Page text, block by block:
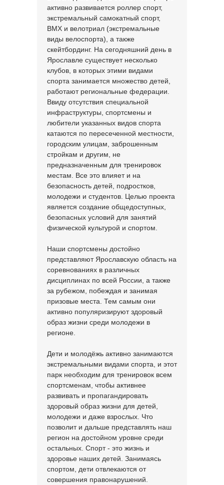
активно развивается роллер спорт,
экстремальный самокатный спорт,
ВМХ и велотриал (экстремальные
виды велоспорта), а также
скейтбординг. На сегодняшний день в
Ярославле существует несколько
клубов, в которых этими видами
спорта занимается множество детей,
работают региональные федерации.
Ввиду отсутствия специальной
инфраструктуры, спортсмены и
любители указанных видов спорта
катаются по пересеченной местности,
городским улицам, заброшенным
стройкам и другим, не
предназначенным для тренировок
местам. Все это влияет и на
безопасность детей, подростков,
молодежи и студентов. Целью проекта
является создание общедоступных,
безопасных условий для занятий
физической культурой и спортом.
Наши спортсмены достойно
представляют Ярославскую область на
соревнованиях в различных
дисциплинах по всей России, а также
за рубежом, побеждая и занимая
призовые места. Тем самым они
активно популяризируют здоровый
образ жизни среди молодежи в
регионе.
Дети и молодёжь активно занимаются
экстремальными видами спорта, и этот
парк необходим для тренировок всем
спортсменам, чтобы активнее
развивать и пропагандировать
здоровый образ жизни для детей,
молодежи и даже взрослых. Что
позволит и дальше представлять наш
регион на достойном уровне среди
остальных. Спорт - это жизнь и
здоровье наших детей. Занимаясь
спортом, дети отвлекаются от
совершения правонарушений.